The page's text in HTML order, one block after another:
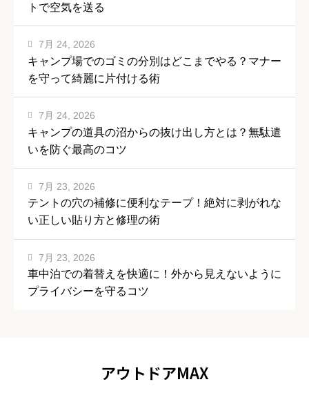
トで空気を送る
キャンプ場でのゴミの分別はどこまでやる？マナー
を守って綺麗に片付ける術
7月 24, 2026
キャンプの道具の沼からの抜け出し方とは？無駄遣
いを防ぐ最高のコツ
7月 24, 2026
テントの穴の補修に便利なテープ！絶対に剥がれな
い正しい貼り方と修理の術
7月 23, 2026
車中泊での着替えを快適に！外から見えないように
プライバシーを守るコツ
7月 23, 2026
アウトドアMAX